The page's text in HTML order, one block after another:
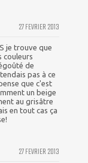
27 FEVRIER 2013
je trouve que
couleurs
de
pas à ce
que c'est
un beige
au grisâtre
en tout cas ça
27 FEVRIER 2013